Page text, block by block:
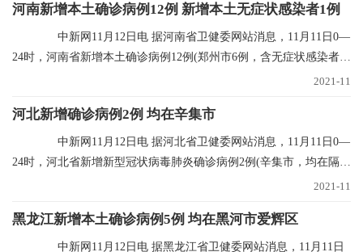
河南新增本土确诊病例12例 新增本土无症状感染者1例
中新网11月12日电 据河南省卫健委网站消息，11月11日0—
24时，河南省新增本土确诊病例12例(郑州市6例，含无症状感染者转
2021-11
河北新增确诊病例2例 均在辛集市
中新网11月12日电 据河北省卫健委网站消息，11月11日0—
24时，河北省新增新型冠状病毒肺炎确诊病例2例(辛集市，均在隔离
2021-11
黑龙江新增本土确诊病例5例 均在黑河市爱辉区
中新网11月12日电 据黑龙江省卫健委网站消息，11月11日